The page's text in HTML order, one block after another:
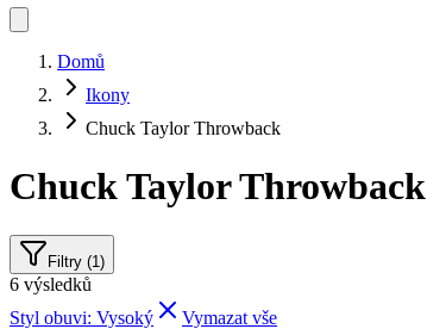
Domů
Ikony
Chuck Taylor Throwback
Chuck Taylor Throwback
Filtry (1)
6 výsledků
Styl obuvi: Vysoký
Vymazat vše